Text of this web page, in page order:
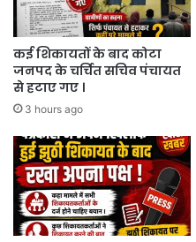
कई शिकायतों के बाद कोटा
जनपद के चर्चित सचिव पंचायत
से हटाए गए ।
3 hours ago